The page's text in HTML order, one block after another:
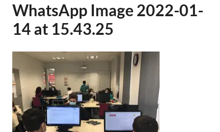
WhatsApp Image 2022-01-
14 at 15.43.25